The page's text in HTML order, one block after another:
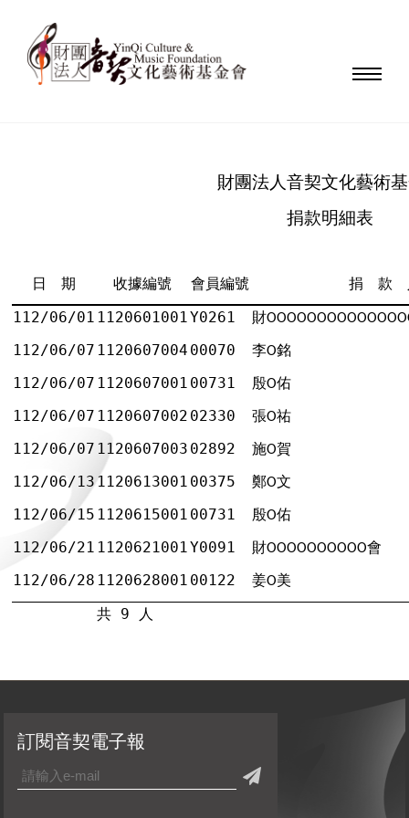
財團法人音契文化藝術
捐款明細表
日 期 收據編號 會員編號
捐 款
112/06/01 1120601001Y0261 財
112/06/07 1120607004 00070 李Ο銘
112/06/07 1120607001 00731 殷Ο佑
112/06/07 1120607002 02330 張Ο祐
112/06/07 1120607003 02892 施Ο賀
112/06/131120613001 00375 鄭Ο文
112/06/15 1120615001 00731 殷Ο佑
112/06/21 1120621001Y0091 財ΟΟΟΟΟΟΟΟΟΟ會
112/06/28 1120628001 00122 姜Ο美
共 9 人
訂閱音契電子報